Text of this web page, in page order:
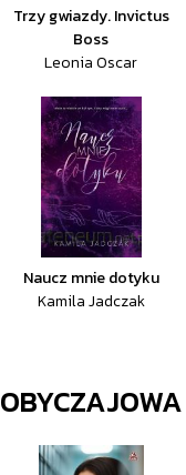
Trzy gwiazdy. Invictus
Boss
Leonia Oscar
Naucz mnie dotyku
Kamila Jadczak
OBYCZAJOWA